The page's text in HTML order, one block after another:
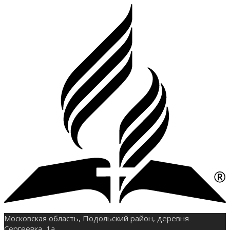
Московская область, Подольский район, деревня